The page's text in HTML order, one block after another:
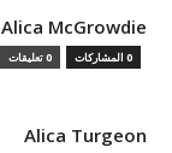
Alica McGrowdie
0 المشاركات 0 تعليقات
Alica Turgeon